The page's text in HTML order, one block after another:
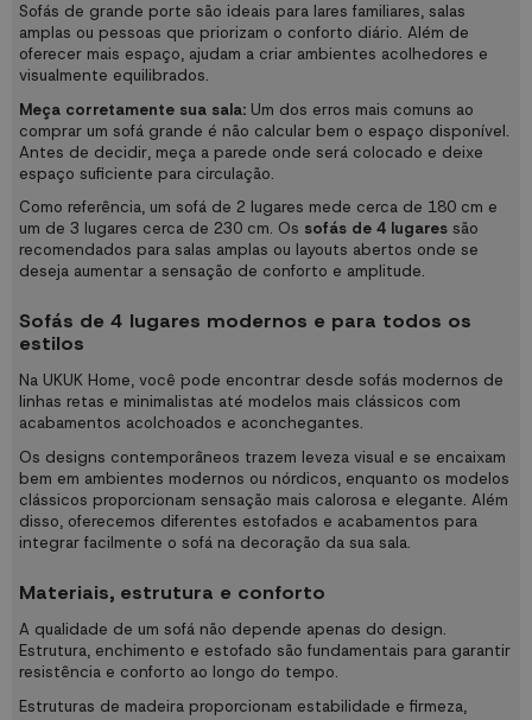
Sofás de grande porte são ideais para lares familiares, salas
amplas ou pessoas que priorizam o conforto diário. Além de
oferecer mais espaço, ajudam a criar ambientes acolhedores e
visualmente equilibrados.
Meça corretamente sua sala: Um dos erros mais comuns ao
comprar um sofá grande é não calcular bem o espaço disponível.
Antes de decidir, meça a parede onde será colocado e deixe
espaço suficiente para circulação.
Como referência, um sofá de 2 lugares mede cerca de 180 cm e
um de 3 lugares cerca de 230 cm. Os sofás de 4 lugares são
recomendados para salas amplas ou layouts abertos onde se
deseja aumentar a sensação de conforto e amplitude.
Sofás de 4 lugares modernos e para todos os
estilos
Na UKUK Home, você pode encontrar desde sofás modernos de
linhas retas e minimalistas até modelos mais clássicos com
acabamentos acolchoados e aconchegantes.
Os designs contemporâneos trazem leveza visual e se encaixam
bem em ambientes modernos ou nórdicos, enquanto os modelos
clássicos proporcionam sensação mais calorosa e elegante. Além
disso, oferecemos diferentes estofados e acabamentos para
integrar facilmente o sofá na decoração da sua sala.
Materiais, estrutura e conforto
A qualidade de um sofá não depende apenas do design.
Estrutura, enchimento e estofado são fundamentais para garantir
resistência e conforto ao longo do tempo.
Estruturas de madeira proporcionam estabilidade e firmeza,